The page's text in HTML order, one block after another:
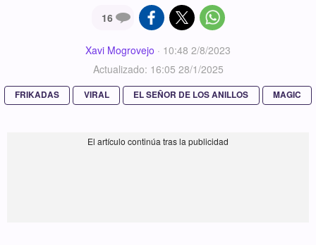
16
Xavi Mogrovejo · 10:48 2/8/2023
Actualizado: 16:05 28/1/2025
FRIKADAS VIRAL EL SEÑOR DE LOS ANILLOS MAGIC